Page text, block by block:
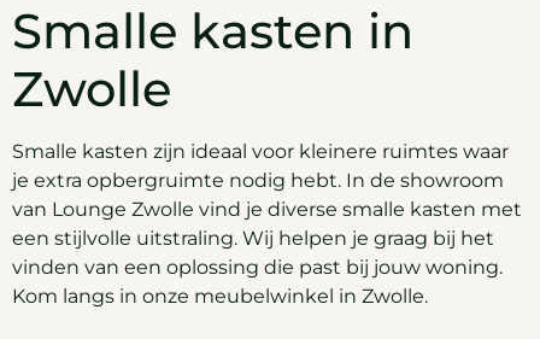
Smalle kasten in
Zwolle
Smalle kasten zijn ideaal voor kleinere ruimtes waar
je extra opbergruimte nodig hebt. In de showroom
van Lounge Zwolle vind je diverse smalle kasten met
een stijlvolle uitstraling. Wij helpen je graag bij het
vinden van een oplossing die past bij jouw woning.
Kom langs in onze meubelwinkel in Zwolle.